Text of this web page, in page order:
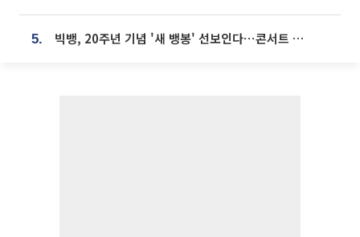
5. 빅뱅, 20주년 기념 '새 뱅봉' 선보인다⋯콘서트 앞두고 팝업 개최